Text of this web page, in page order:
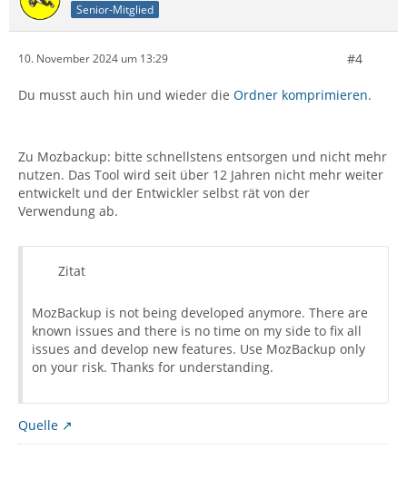
Senior-Mitglied
10. November 2024 um 13:29 #4
Du musst auch hin und wieder die Ordner komprimieren.
Zu Mozbackup: bitte schnellstens entsorgen und nicht mehr
nutzen. Das Tool wird seit über 12 Jahren nicht mehr weiter
entwickelt und der Entwickler selbst rät von der
Verwendung ab.
Zitat
MozBackup is not being developed anymore. There are
known issues and there is no time on my side to fix all
issues and develop new features. Use MozBackup only
on your risk. Thanks for understanding.
Quelle